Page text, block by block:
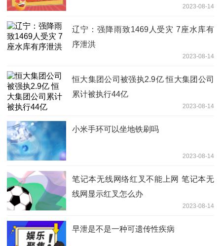
2023-08-14
辽宁：强降雨致1469人受灾 7座水库有
序泄洪
2023-08-14
恒大集团公司被强执2.9亿 恒大集团公司
累计被执行44亿
2023-08-14
小米手环可以坐地铁刷吗
2023-08-14
笔记本无线网络红叉不能上网 笔记本无
线网显示红叉怎么办
2023-08-14
早泄是不是一种可遗传性疾病